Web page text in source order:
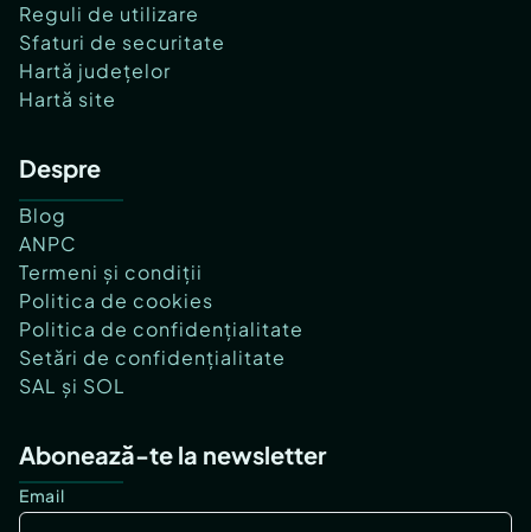
Reguli de utilizare
Sfaturi de securitate
Hartă județelor
Hartă site
Despre
Blog
ANPC
Termeni și condiții
Politica de cookies
Politica de confidențialitate
Setări de confidențialitate
SAL și SOL
Abonează-te la newsletter
Email